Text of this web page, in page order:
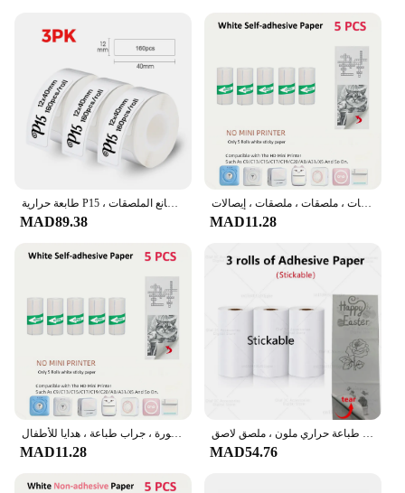
MAD89.38 MAD11.28
MAD11.28 MAD54.76